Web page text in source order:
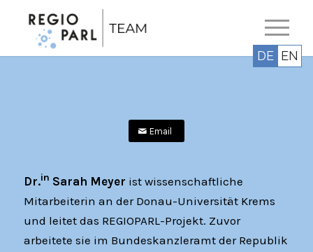
Email
Dr.in Sarah Meyer ist wissenschaftliche
Mitarbeiterin an der Donau-Universität Krems
und leitet das REGIOPARL-Projekt. Zuvor
arbeitete sie im Bundeskanzleramt der Republik
DE EN